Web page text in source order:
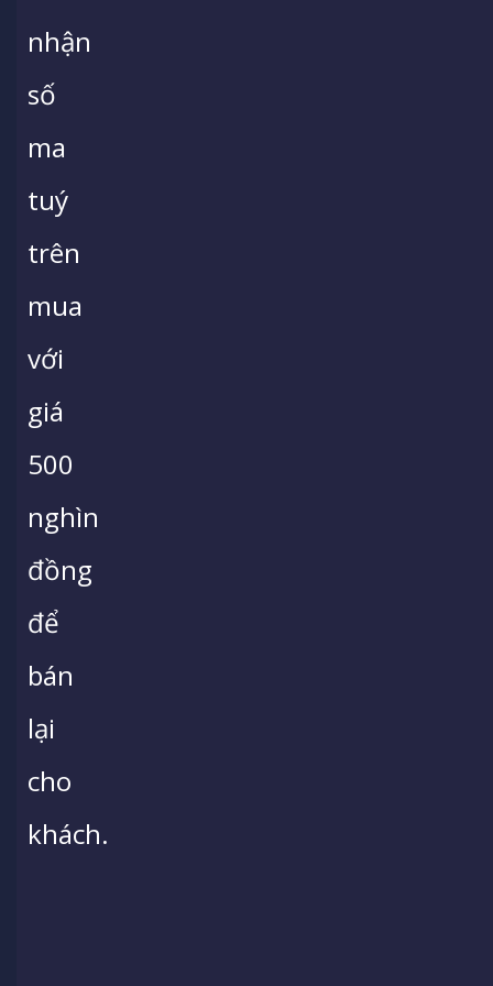
nhận
số
ma
tuý
trên
mua
với
giá
500
nghìn
đồng
để
bán
lại
cho
khách.